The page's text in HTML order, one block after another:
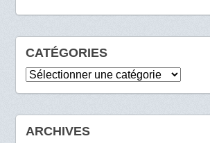
CATÉGORIES
Catégories
ARCHIVES